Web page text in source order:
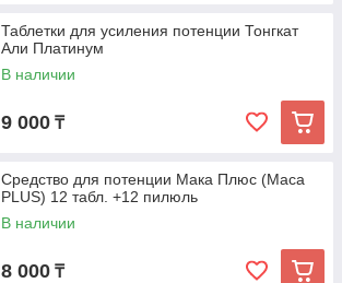
Таблетки для усиления потенции Тонгкат
Али Платинум
В наличии
9 000 ₸
Средство для потенции Мака Плюс (Maca
PLUS) 12 табл. +12 пилюль
В наличии
8 000 ₸